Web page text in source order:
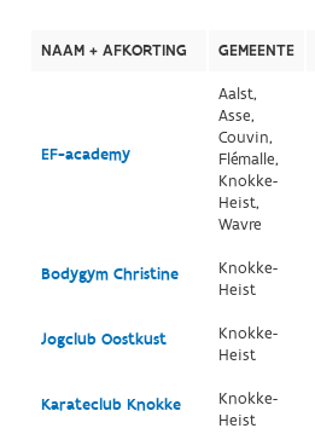
NAAM + AFKORTING GEMEENTE
EF-academy
Aalst,
Asse,
Couvin,
Flémalle,
Knokke-
Heist,
Wavre
Bodygym Christine
Knokke-
Heist
Jogclub Oostkust
Knokke-
Heist
Karateclub Knokke
Knokke-
Heist